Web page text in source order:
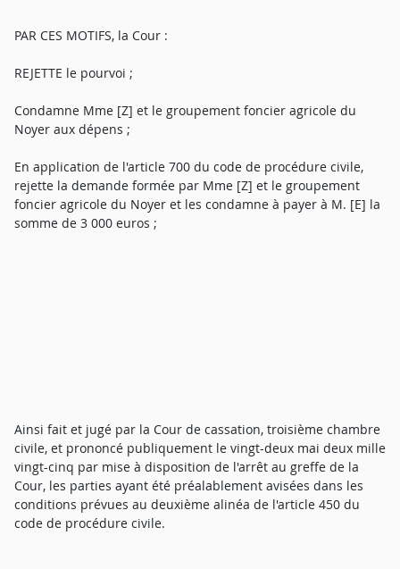
PAR CES MOTIFS, la Cour :
REJETTE le pourvoi ;
Condamne Mme [Z] et le groupement foncier agricole du
Noyer aux dépens ;
En application de l'article 700 du code de procédure civile,
rejette la demande formée par Mme [Z] et le groupement
foncier agricole du Noyer et les condamne à payer à M. [E] la
somme de 3 000 euros ;
Ainsi fait et jugé par la Cour de cassation, troisième chambre
civile, et prononcé publiquement le vingt-deux mai deux mille
vingt-cinq par mise à disposition de l'arrêt au greffe de la
Cour, les parties ayant été préalablement avisées dans les
conditions prévues au deuxième alinéa de l'article 450 du
code de procédure civile.